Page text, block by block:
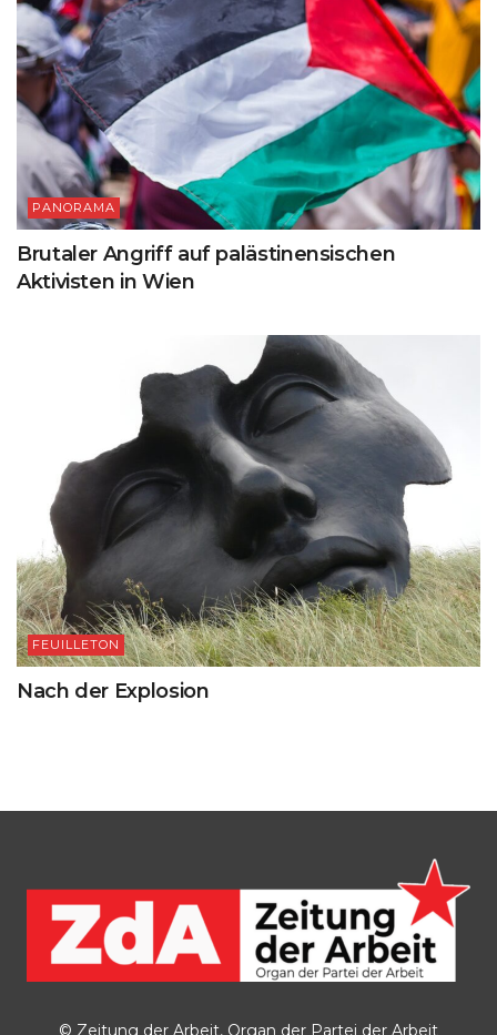
PANORAMA
Brutaler Angriff auf palästinensischen
Aktivisten in Wien
FEUILLETON
Nach der Explosion
© Zeitung der Arbeit, Organ der Partei der Arbeit